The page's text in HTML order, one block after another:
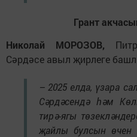
Грант
Николай МОРОЗОВ,
Сәрдәсе авыл җирлеге
– 2025 елда, үзара
Сәрдәсендә һәм
тирә-ягы
җайлы булсын өчен